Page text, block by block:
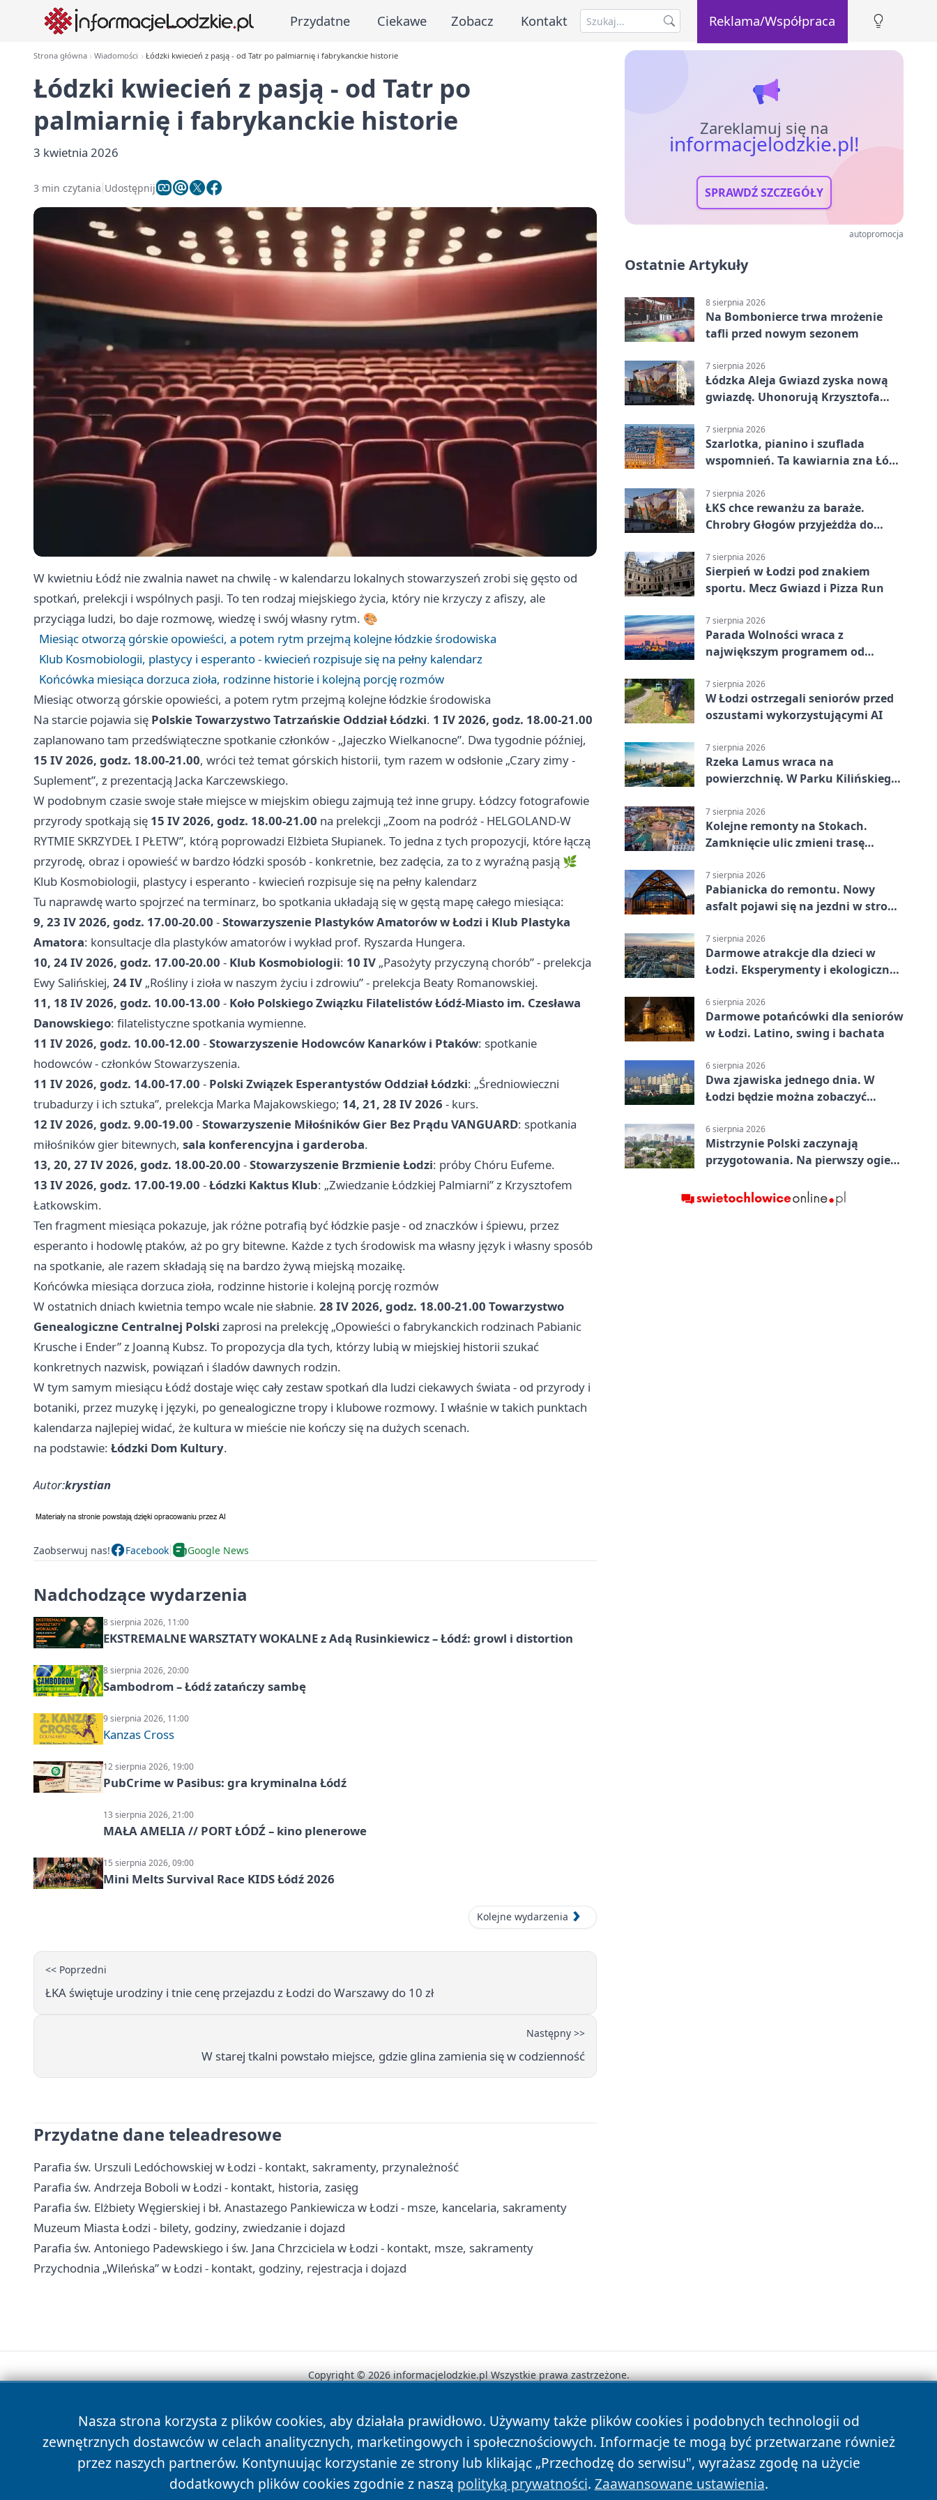
Przydatne Ciekawe Zobacz Kontakt Reklama/Współpraca
Strona główna Wiadomości Łódzki kwiecień z pasją - od Tatr po palmiarnię i fabrykanckie historie
Łódzki kwiecień z pasją - od Tatr po
palmiarnię i fabrykanckie historie
3 kwietnia 2026
3 min czytania Udostępnij
W kwietniu Łódź nie zwalnia nawet na chwilę - w kalendarzu lokalnych stowarzyszeń zrobi się gęsto od
spotkań, prelekcji i wspólnych pasji. To ten rodzaj miejskiego życia, który nie krzyczy z afiszy, ale
przyciąga ludzi, bo daje rozmowę, wiedzę i swój własny rytm. 🎨
Miesiąc otworzą górskie opowieści, a potem rytm przejmą kolejne łódzkie środowiska
Klub Kosmobiologii, plastycy i esperanto - kwiecień rozpisuje się na pełny kalendarz
Końcówka miesiąca dorzuca zioła, rodzinne historie i kolejną porcję rozmów
Miesiąc otworzą górskie opowieści, a potem rytm przejmą kolejne łódzkie środowiska
Na starcie pojawia się Polskie Towarzystwo Tatrzańskie Oddział Łódzki. 1 IV 2026, godz. 18.00-21.00
zaplanowano tam przedświąteczne spotkanie członków - „Jajeczko Wielkanocne”. Dwa tygodnie później,
15 IV 2026, godz. 18.00-21.00, wróci też temat górskich historii, tym razem w odsłonie „Czary zimy -
Suplement”, z prezentacją Jacka Karczewskiego.
W podobnym czasie swoje stałe miejsce w miejskim obiegu zajmują też inne grupy. Łódzcy fotografowie
przyrody spotkają się 15 IV 2026, godz. 18.00-21.00 na prelekcji „Zoom na podróż - HELGOLAND-W
RYTMIE SKRZYDEŁ I PŁETW”, którą poprowadzi Elżbieta Słupianek. To jedna z tych propozycji, które łączą
przyrodę, obraz i opowieść w bardzo łódzki sposób - konkretnie, bez zadęcia, za to z wyraźną pasją 🌿
Klub Kosmobiologii, plastycy i esperanto - kwiecień rozpisuje się na pełny kalendarz
Tu naprawdę warto spojrzeć na terminarz, bo spotkania układają się w gęstą mapę całego miesiąca:
9, 23 IV 2026, godz. 17.00-20.00 -Stowarzyszenie Plastyków Amatorów w Łodzi i Klub Plastyka
Amatora: konsultacje dla plastyków amatorów i wykład prof. Ryszarda Hungera.
10, 24 IV 2026, godz. 17.00-20.00 - Klub Kosmobiologii: 10 IV „Pasożyty przyczyną chorób” - prelekcja
Ewy Salińskiej, 24 IV „Rośliny i zioła w naszym życiu i zdrowiu” - prelekcja Beaty Romanowskiej.
11, 18 IV 2026, godz. 10.00-13.00 - Koło Polskiego Związku Filatelistów Łódź-Miasto im. Czesława
Danowskiego: filatelistyczne spotkania wymienne.
11 IV 2026, godz. 10.00-12.00 -Stowarzyszenie Hodowców Kanarków i Ptaków: spotkanie
hodowców - członków Stowarzyszenia.
11 IV 2026, godz. 14.00-17.00 - Polski Związek Esperantystów Oddział Łódzki: „Średniowieczni
trubadurzy i ich sztuka”, prelekcja Marka Majakowskiego; 14, 21, 28 IV 2026 - kurs.
12 IV 2026, godz. 9.00-19.00 -Stowarzyszenie Miłośników Gier Bez Prądu VANGUARD: spotkania
miłośników gier bitewnych, sala konferencyjna i garderoba.
13, 20, 27 IV 2026, godz. 18.00-20.00 -Stowarzyszenie Brzmienie Łodzi: próby Chóru Eufeme.
13 IV 2026, godz. 17.00-19.00 -Łódzki Kaktus Klub: „Zwiedzanie Łódzkiej Palmiarni” z Krzysztofem
Łatkowskim.
Ten fragment miesiąca pokazuje, jak różne potrafią być łódzkie pasje - od znaczków i śpiewu, przez
esperanto i hodowlę ptaków, aż po gry bitewne. Każde z tych środowisk ma własny język i własny sposób
na spotkanie, ale razem składają się na bardzo żywą miejską mozaikę.
Końcówka miesiąca dorzuca zioła, rodzinne historie i kolejną porcję rozmów
W ostatnich dniach kwietnia tempo wcale nie słabnie. 28 IV 2026, godz. 18.00-21.00 Towarzystwo
Genealogiczne Centralnej Polski zaprosi na prelekcję „Opowieści o fabrykanckich rodzinach Pabianic
Krusche i Ender” z Joanną Kubsz. To propozycja dla tych, którzy lubią w miejskiej historii szukać
konkretnych nazwisk, powiązań i śladów dawnych rodzin.
W tym samym miesiącu Łódź dostaje więc cały zestaw spotkań dla ludzi ciekawych świata - od przyrody i
botaniki, przez muzykę i języki, po genealogiczne tropy i klubowe rozmowy. I właśnie w takich punktach
kalendarza najlepiej widać, że kultura w mieście nie kończy się na dużych scenach.
na podstawie: Łódzki Dom Kultury.
Autor:krystian
Zaobserwuj nas! Facebook Google News
Nadchodzące wydarzenia
8 sierpnia 2026, 11:00
EKSTREMALNE WARSZTATY WOKALNE z Adą Rusinkiewicz – Łódź: growl i distortion
8 sierpnia 2026, 20:00
Sambodrom – Łódź zatańczy sambę
9 sierpnia 2026, 11:00
Kanzas Cross
12 sierpnia 2026, 19:00
PubCrime w Pasibus: gra kryminalna Łódź
13 sierpnia 2026, 21:00
MAŁA AMELIA // PORT ŁÓDŹ – kino plenerowe
15 sierpnia 2026, 09:00
Mini Melts Survival Race KIDS Łódź 2026
Kolejne wydarzenia
<< Poprzedni
ŁKA świętuje urodziny i tnie cenę przejazdu z Łodzi do Warszawy do 10 zł
Następny >>
W starej tkalni powstało miejsce, gdzie glina zamienia się w codzienność
Przydatne dane teleadresowe
Parafia św. Urszuli Ledóchowskiej w Łodzi - kontakt, sakramenty, przynależność
Parafia św. Andrzeja Boboli w Łodzi - kontakt, historia, zasięg
Parafia św. Elżbiety Węgierskiej i bł. Anastazego Pankiewicza w Łodzi - msze, kancelaria, sakramenty
Muzeum Miasta Łodzi - bilety, godziny, zwiedzanie i dojazd
Parafia św. Antoniego Padewskiego i św. Jana Chrzciciela w Łodzi - kontakt, msze, sakramenty
Przychodnia „Wileńska” w Łodzi - kontakt, godziny, rejestracja i dojazd
Zareklamuj się na
informacjelodzkie.pl!
SPRAWDŹ SZCZEGÓŁY
autopromocja
Ostatnie Artykuły
8 sierpnia 2026
Na Bombonierce trwa mrożenie
tafli przed nowym sezonem
7 sierpnia 2026
Łódzka Aleja Gwiazd zyska nową
gwiazdę. Uhonorują Krzysztofa
7 sierpnia 2026
Szarlotka, pianino i szuflada
wspomnień. Ta kawiarnia zna Łódź
7 sierpnia 2026
ŁKS chce rewanżu za baraże.
Chrobry Głogów przyjeżdża do
7 sierpnia 2026
Sierpień w Łodzi pod znakiem
sportu. Mecz Gwiazd i Pizza Run
7 sierpnia 2026
Parada Wolności wraca z
największym programem od
platform
7 sierpnia 2026
W Łodzi ostrzegali seniorów przed
oszustami wykorzystującymi AI
7 sierpnia 2026
Rzeka Lamus wraca na
powierzchnię. W Parku Kilińskiego
7 sierpnia 2026
Kolejne remonty na Stokach.
Zamknięcie ulic zmieni trasę
7 sierpnia 2026
Pabianicka do remontu. Nowy
asfalt pojawi się na jezdni w stronę
7 sierpnia 2026
Darmowe atrakcje dla dzieci w
Łodzi. Eksperymenty i ekologiczny
6 sierpnia 2026
Darmowe potańcówki dla seniorów
w Łodzi. Latino, swing i bachata
6 sierpnia 2026
Dwa zjawiska jednego dnia. W
Łodzi będzie można zobaczyć
6 sierpnia 2026
Mistrzynie Polski zaczynają
przygotowania. Na pierwszy ogień
Nasza strona korzysta z plików cookies, aby działała prawidłowo. Używamy także plików cookies i podobnych technologii od
zewnętrznych dostawców w celach analitycznych, marketingowych i społecznościowych. Informacje te mogą być przetwarzane również
przez naszych partnerów. Kontynuując korzystanie ze strony lub klikając „Przechodzę do serwisu", wyrażasz zgodę na użycie
dodatkowych plików cookies zgodnie z naszą polityką prywatności. Zaawansowane ustawienia.
Copyright © 2026 informacjelodzkie.pl Wszystkie prawa zastrzeżone.
News Autorzy Polityka Prywatności Polityka Cookies